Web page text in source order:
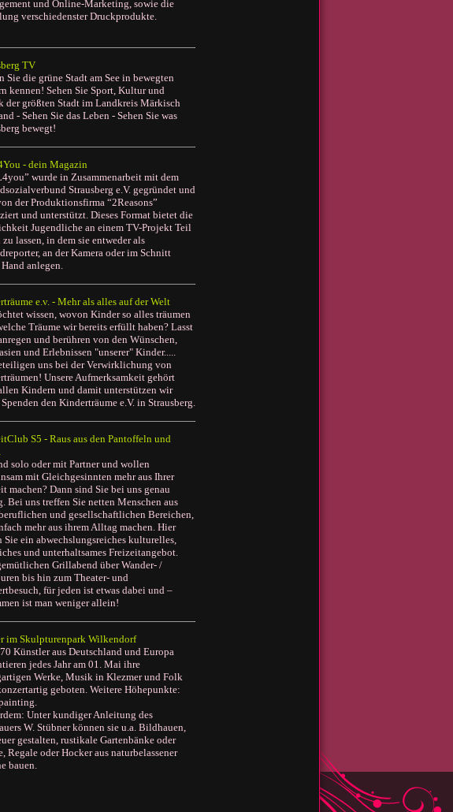
und Online-Marketing, sowie die
verschiedenster Druckprodukte.
TV
Sie die grüne Stadt am See in bewegten
kennen! Sehen Sie Sport, Kultur und
der größten Stadt im Landkreis Märkisch
- Sehen Sie das Leben - Sehen Sie was
bewegt!
- dein Magazin
wurde in Zusammenarbeit mit dem
Strausberg e.V. gegründet und
der Produktionsfirma “2Reasons”
und unterstützt. Dieses Format bietet die
Jugendliche an einem TV-Projekt Teil
zu lassen, in dem sie entweder als
an der Kamera oder im Schnitt
anlegen.
e.v. - Mehr als alles auf der Welt
wissen, wovon Kinder so alles träumen
Träume wir bereits erfüllt haben? Lasst
und berühren von den Wünschen,
und Erlebnissen "unserer" Kinder.....
uns bei der Verwirklichung von
Unsere Aufmerksamkeit gehört
Kindern und damit unterstützen wir
den Kinderträume e.V. in Strausberg.
S5 - Raus aus den Pantoffeln und
solo oder mit Partner und wollen
mit Gleichgesinnten mehr aus Ihrer
machen? Dann sind Sie bei uns genau
Bei uns treffen Sie netten Menschen aus
und gesellschaftlichen Bereichen,
mehr aus ihrem Alltag machen. Hier
Sie ein abwechslungsreiches kulturelles,
und unterhaltsames Freizeitangebot.
Grillabend über Wander- /
bis hin zum Theater- und
für jeden ist etwas dabei und –
ist man weniger allein!
im Skulpturenpark Wilkendorf
Künstler aus Deutschland und Europa
jedes Jahr am 01. Mai ihre
Werke, Musik in Klezmer und Folk
geboten. Weitere Höhepunkte:
Unter kundiger Anleitung des
W. Stübner können sie u.a. Bildhauen,
gestalten, rustikale Gartenbänke oder
Regale oder Hocker aus naturbelassener
bauen.